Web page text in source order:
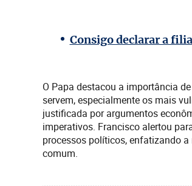
Consigo declarar a
O Papa destacou a importância
servem, especialmente os mais
justificada por argumentos
imperativos. Francisco alertou
processos políticos, enfatizando
comum.